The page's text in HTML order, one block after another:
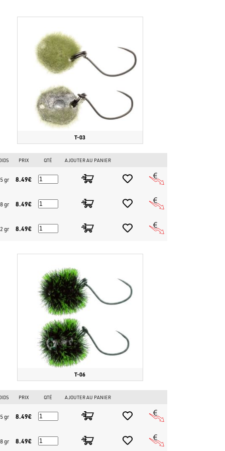
de la touche, permettant des ferrages plus sûrs.
que les truites trouvent irrésistible.
leurre de surface pour les truites en suspension.
fond et la présentation "tremata" avec des coups rapides du
tous les leurres NeoStyle et les meilleurs spoons japonais
ligne au monde dédié au lurefishing de la truite. Achetez
T-03
PRIX QTÉ AJOUTER AU PANIER
gr 8.49€
gr 8.49€
gr 8.49€
T-06
PRIX QTÉ AJOUTER AU PANIER
gr 8.49€
gr 8.49€